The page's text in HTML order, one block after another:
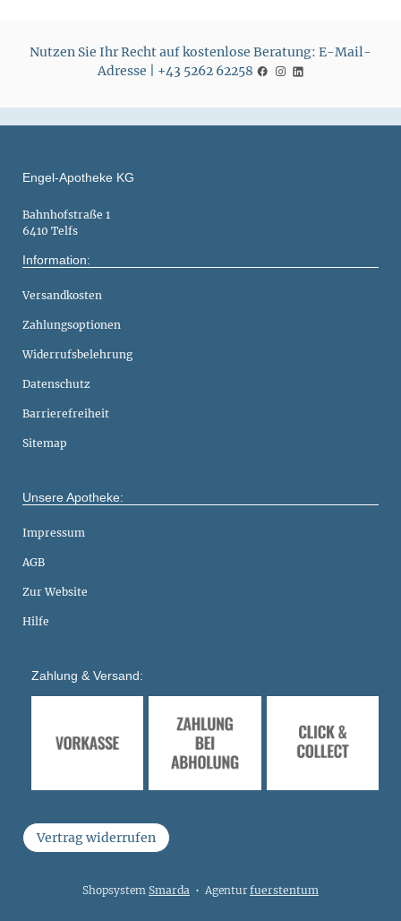
Nutzen Sie Ihr Recht auf kostenlose Beratung: E-Mail-
Adresse | +43 5262 62258
Engel-Apotheke KG
Bahnhofstraße 1
6410 Telfs
Information:
Versandkosten
Zahlungsoptionen
Widerrufsbelehrung
Datenschutz
Barrierefreiheit
Sitemap
Unsere Apotheke:
Impressum
AGB
Zur Website
Hilfe
Zahlung & Versand:
Vertrag widerrufen
Shopsystem Smarda • Agentur fuerstentum